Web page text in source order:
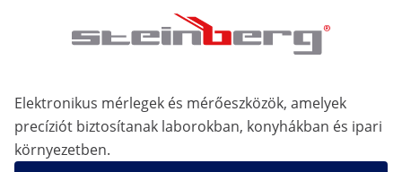
Elektronikus mérlegek és mérőeszközök, amelyek
precíziót biztosítanak laborokban, konyhákban és ipari
környezetben.